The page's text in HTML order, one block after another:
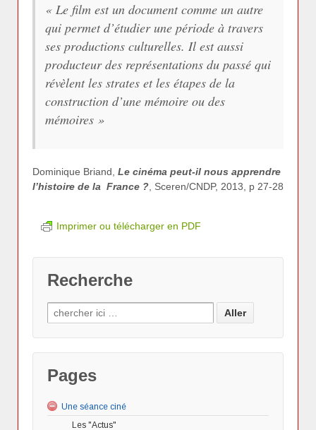
« Le film est un document comme un autre
qui permet d’étudier une période à travers
ses productions culturelles. Il est aussi
producteur des représentations du passé qui
révèlent les strates et les étapes de la
construction d’une mémoire ou des
mémoires »
Dominique Briand, Le cinéma peut-il nous apprendre
l’histoire de la France ?, Sceren/CNDP, 2013, p 27-28
Imprimer ou télécharger en PDF
Recherche
Pages
Une séance ciné
Les "Actus"